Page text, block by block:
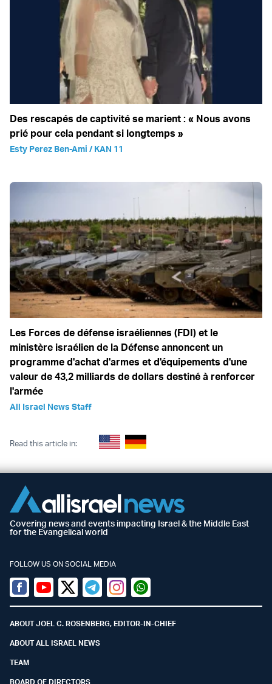
Des rescapés de captivité se marient : « Nous avons
prié pour cela pendant si longtemps »
Esty Perez Ben-Ami / KAN 11
Les Forces de défense israéliennes (FDI) et le
ministère israélien de la Défense annoncent un
programme d'achat d'armes et d'équipements d'une
valeur de 43,2 milliards de dollars destiné à renforcer
l'armée
All Israel News Staff
Read this article in:
Covering news and events impacting Israel & the Middle East
for the Evangelical world
FOLLOW US ON SOCIAL MEDIA
Facebook
YoutubeTwitter (X)
TelegramInstagramWhatsapp
ABOUT JOEL C. ROSENBERG, EDITOR-IN-CHIEF
ABOUT ALL ISRAEL NEWS
TEAM
BOARD OF DIRECTORS